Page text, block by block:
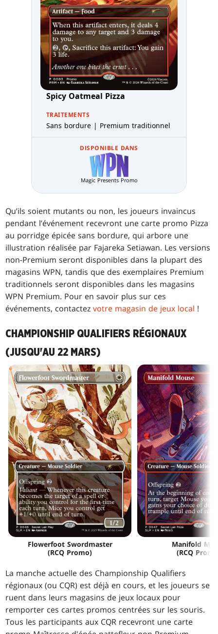
Spicy Oatmeal Pizza
TRAITEMENTS
Sans bordure | Premium traditionnel
DISPONIBLE DANS
Magic Presents Promo
Qu’ils soient mutants ou non, les joueurs invaincus
pendant l’événement recevront une carte promo Pizza
au porridge épicée sans bordure, qui arbore une
illustration réalisée par Fajareka Setiawan. Les versions
non-Premium seront disponibles dans la plupart des
magasins WPN, tandis que des exemplaires Premium
traditionnels seront disponibles dans les magasins
WPN Premium. Pour en savoir plus sur ces
événements, contactezvotre magasin de jeux local !
CHAMPIONSHIP QUALIFIERS RÉGIONAUX
(JUSQU'AU 22 MARS)
Flowerfoot Swordmaster
(RCQ Promo)
Manifold
(RCQ
La manche actuelle des Championship Qualifiers
régionaux (ou CQR) est déjà en cours, et les joueurs se
ruent dans leurs magasins de jeux locaux pour
remporter ces cartes promos centrées sur les souris.
Tous les participants aux CQR recevront une carte